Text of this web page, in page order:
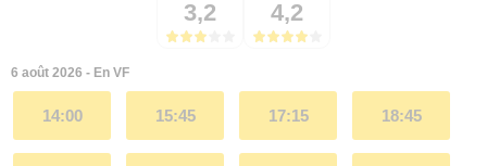
3,2 4,2
6 août 2026 - En VF
14:00 15:45 17:15 18:45